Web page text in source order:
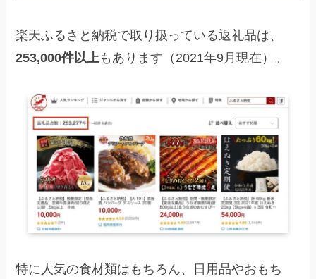
楽天ふるさと納税で取り扱っている返礼品は、
253,000件以上もあります（2021年9月現在）。
特に人気の食材類はもちろん、日用品やおもち